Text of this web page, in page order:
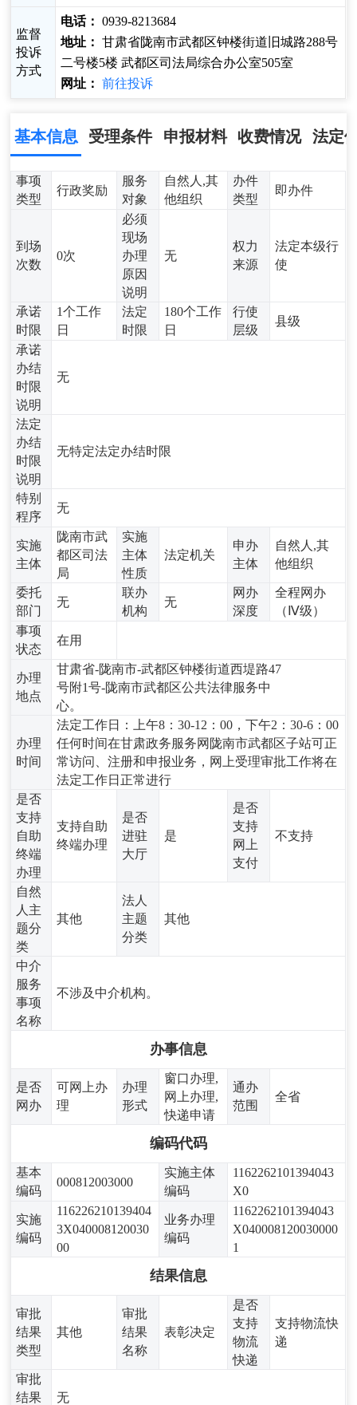
监督
投诉
方式
电话： 0939-8213684
地址： 甘肃省陇南市武都区钟楼街道旧城路288号
二号楼5楼 武都区司法局综合办公室505室
网址： 前往投诉
基本信息 受理条件 申报材料 收费情况 法定
事项
类型
行政奖励
服务
对象
自然人,其
他组织
办件
类型
即办件
到场
次数
0次
必须
现场
办理
原因
说明
无
权力
来源
法定本级行
使
承诺
时限
1个工作
日
法定
时限
180个工作
日
行使
层级
县级
承诺
办结
时限
说明
无
法定
办结
时限
说明
无特定法定办结时限
特别
程序
无
实施
主体
陇南市武
都区司法
局
实施
主体
性质
法定机关
申办
主体
自然人,其
他组织
委托
部门
无
联办
机构
无
网办
深度
全程网办
（Ⅳ级）
事项
状态
在用
办理
地点
甘肃省-陇南市-武都区钟楼街道西堤路47
号附1号-陇南市武都区公共法律服务中
心。
办理
时间
法定工作日：上午8：30-12：00，下午2：30-6：00
任何时间在甘肃政务服务网陇南市武都区子站可正
常访问、注册和申报业务，网上受理审批工作将在
法定工作日正常进行
是否
支持
自助
终端
办理
支持自助
终端办理
是否
进驻
大厅
是
是否
支持
网上
支付
不支持
自然
人主
题分
类
其他
法人
主题
分类
其他
中介
服务
事项
名称
不涉及中介机构。
办事信息
是否
网办
可网上办
理
办理
形式
窗口办理,
网上办理,
快递申请
通办
范围
全省
编码代码
基本
编码
000812003000
实施主体
编码
1162262101394043
X0
实施
编码
116226210139404
3X040008120030
00
业务办理
编码
1162262101394043
X040008120030000
1
结果信息
审批
结果
类型
其他
审批
结果
名称
表彰决定
是否
支持
物流
快递
支持物流快
递
审批
结果
无